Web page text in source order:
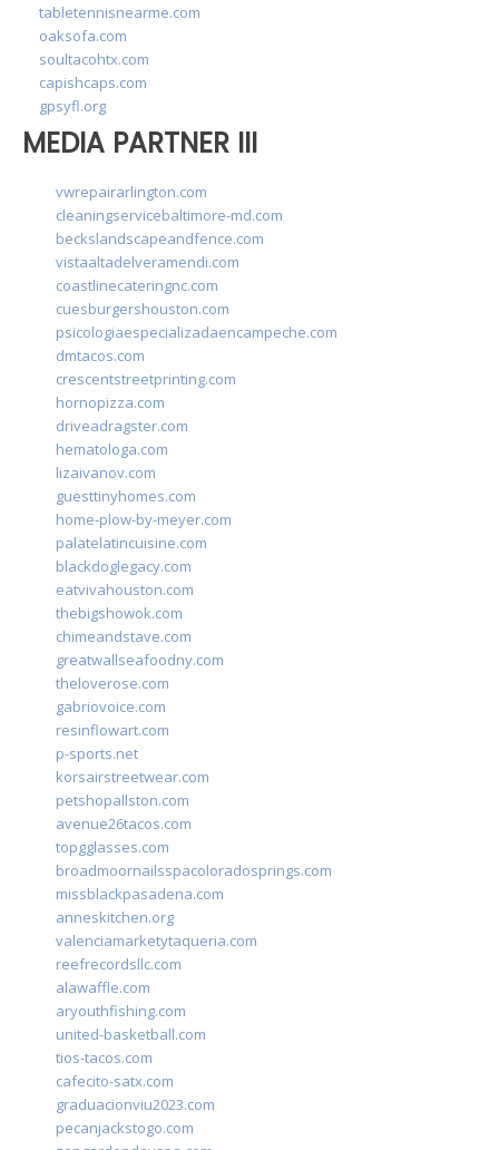
tabletennisnearme.com
oaksofa.com
soultacohtx.com
capishcaps.com
gpsyfl.org
MEDIA PARTNER III
vwrepairarlington.com
cleaningservicebaltimore-md.com
beckslandscapeandfence.com
vistaaltadelveramendi.com
coastlinecateringnc.com
cuesburgershouston.com
psicologiaespecializadaencampeche.com
dmtacos.com
crescentstreetprinting.com
hornopizza.com
driveadragster.com
hematologa.com
lizaivanov.com
guesttinyhomes.com
home-plow-by-meyer.com
palatelatincuisine.com
blackdoglegacy.com
eatvivahouston.com
thebigshowok.com
chimeandstave.com
greatwallseafoodny.com
theloverose.com
gabriovoice.com
resinflowart.com
p-sports.net
korsairstreetwear.com
petshopallston.com
avenue26tacos.com
topgglasses.com
broadmoornailsspacoloradosprings.com
missblackpasadena.com
anneskitchen.org
valenciamarketytaqueria.com
reefrecordsllc.com
alawaffle.com
aryouthfishing.com
united-basketball.com
tios-tacos.com
cafecito-satx.com
graduacionviu2023.com
pecanjackstogo.com